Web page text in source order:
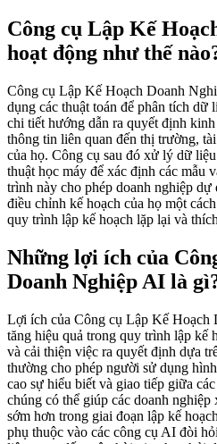
Công cụ Lập Kế
hoạt động như thế
Công cụ Lập Kế Hoạch Doanh
dụng các thuật toán để phân tích dữ
chi tiết hướng dẫn ra quyết định
thông tin liên quan đến thị trường,
của họ. Công cụ sau đó xử lý dữ
thuật học máy để xác định các mẫu
trình này cho phép doanh nghiệp dự
điều chỉnh kế hoạch của họ một
quy trình lập kế hoạch lặp lại và
Những lợi ích của
Doanh Nghiệp AI là
Lợi ích của Công cụ Lập Kế Hoạch
tăng hiệu quả trong quy trình lập kế
và cải thiện việc ra quyết định dựa
thường cho phép người sử dụng
cao sự hiểu biết và giao tiếp giữa
chúng có thể giúp các doanh
sớm hơn trong giai đoạn lập kế
phụ thuộc vào các công cụ AI đòi